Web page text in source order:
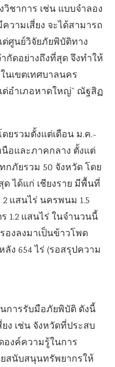
ชาการ เช่น แบบจำลอง
ามเสี่ยง จะได้สามารถ
ต่ศูนย์วิจัยภัยพิบัติทาง
ดอย่างถึงที่สุด จึงทำให้
นเขตเทศบาลนคร
อำเภอหาดใหญ่” ณัฐสิฏ
ยรวมตั้งแต่เดือน ม.ค.-
นือและภาคกลาง ตั้งแต่
กภัยรวม 50 จังหวัด โดย
ได้แก่ เชียงราย มีพื้นที่
แสนไร่ นครพนม 1.5
1.2 แสนไร่ ในจำนวนนี้
องลงมาเป็นข้าวโพด
ลัง 654 ไร่ (รอสรุปความ
นการรับมือภัยพิบัติ ดังนี้
ง เช่น จังหวัดที่ประสบ
งค์ความรู้ในการ
สนับสนุนทรัพยากรให้